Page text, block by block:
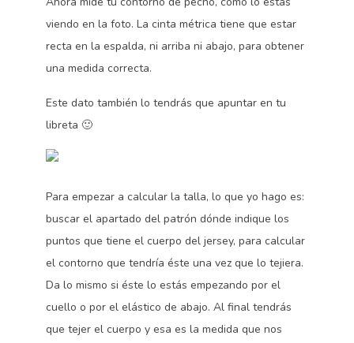
viendo en la foto. La cinta métrica tiene que estar
recta en la espalda, ni arriba ni abajo, para obtener
una medida correcta.
Este dato también lo tendrás que apuntar en tu
libreta 🙂
Para empezar a calcular la talla, lo que yo hago es:
buscar el apartado del patrón dónde indique los
puntos que tiene el cuerpo del jersey, para calcular
el contorno que tendría éste una vez que lo tejiera.
Da lo mismo si éste lo estás empezando por el
cuello o por el elástico de abajo. Al final tendrás
que tejer el cuerpo y esa es la medida que nos